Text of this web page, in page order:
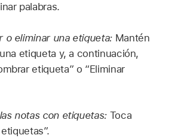
palabras.
o eliminar una etiqueta: Mantén
etiqueta y, a continuación,
etiqueta” o “Eliminar
notas con etiquetas: Toca